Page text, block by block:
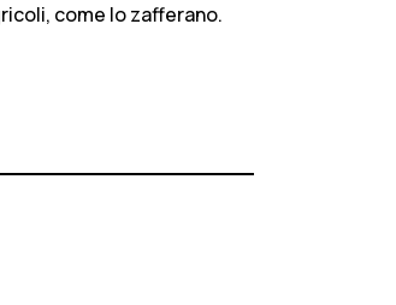
come lo zafferano.